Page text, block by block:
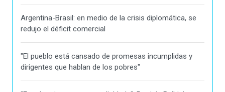
Argentina-Brasil: en medio de la crisis diplomática, se
redujo el déficit comercial
"El pueblo está cansado de promesas incumplidas y
dirigentes que hablan de los pobres"